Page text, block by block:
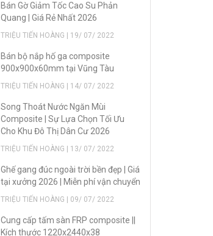
Bán Gờ Giảm Tốc Cao Su Phản
Quang | Giá Rẻ Nhất 2026
TRIỆU TIẾN HOÀNG | 19/ 07/ 2022
Bán bộ nắp hố ga composite
900x900x60mm tại Vũng Tàu
TRIỆU TIẾN HOÀNG | 14/ 07/ 2022
Song Thoát Nước Ngăn Mùi
Composite | Sự Lựa Chọn Tối Ưu
Cho Khu Đô Thị Dân Cư 2026
TRIỆU TIẾN HOÀNG | 13/ 07/ 2022
Ghế gang đúc ngoài trời bền đẹp | Giá
tại xưởng 2026 | Miễn phí vận chuyển
TRIỆU TIẾN HOÀNG | 09/ 07/ 2022
Cung cấp tấm sàn FRP composite ||
Kích thước 1220x2440x38